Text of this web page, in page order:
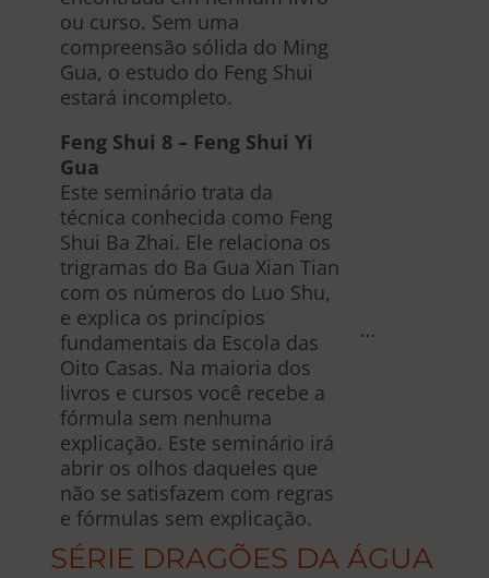
ou curso. Sem uma
compreensão sólida do Ming
Gua, o estudo do Feng Shui
estará incompleto.
Feng Shui 8 – Feng Shui Yi
Gua
Este seminário trata da
técnica conhecida como Feng
Shui Ba Zhai. Ele relaciona os
trigramas do Ba Gua Xian Tian
com os números do Luo Shu,
e explica os princípios
fundamentais da Escola das
Oito Casas. Na maioria dos
livros e cursos você recebe a
fórmula sem nenhuma
explicação. Este seminário irá
abrir os olhos daqueles que
não se satisfazem com regras
e fórmulas sem explicação.
…
SÉRIE DRAGÕES DA ÁGUA